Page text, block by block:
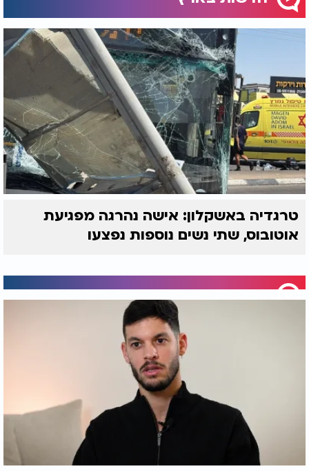
טרגדיה באשקלון: אישה נהרגה מפגיעת
אוטובוס, שתי נשים נוספות נפצעו